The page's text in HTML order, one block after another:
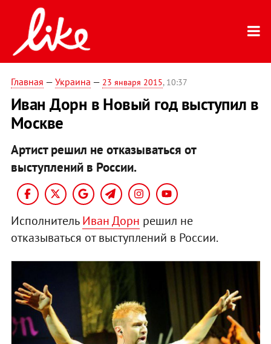
Главная — Украина — 23 января 2015, 10:37
Иван Дорн в Новый год выступил в
Москве
Артист решил не отказываться от
выступлений в России.
ИсполнительИван Дорн решил не
отказываться от выступлений в России.